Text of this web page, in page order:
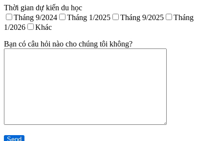
Thời gian dự kiến du học
Tháng 9/2024
Tháng 1/2025 Tháng 9/2025
Tháng
1/2026
Khác
Bạn có câu hỏi nào cho chúng tôi không?